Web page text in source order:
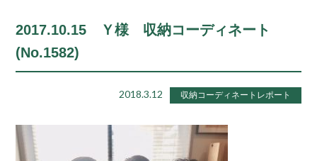
2017.10.15 Ｙ様 収納コーディネート
(No.1582)
2018.3.12 収納コーディネートレポート